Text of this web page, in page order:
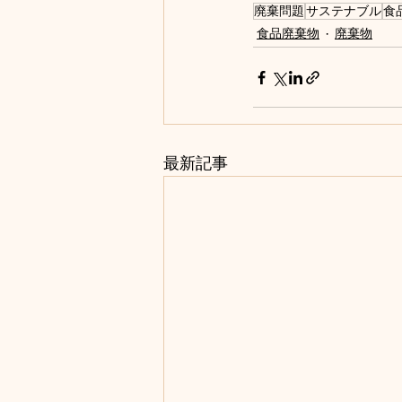
廃棄問題サステナブル食
食品廃棄物
廃棄物
最新記事